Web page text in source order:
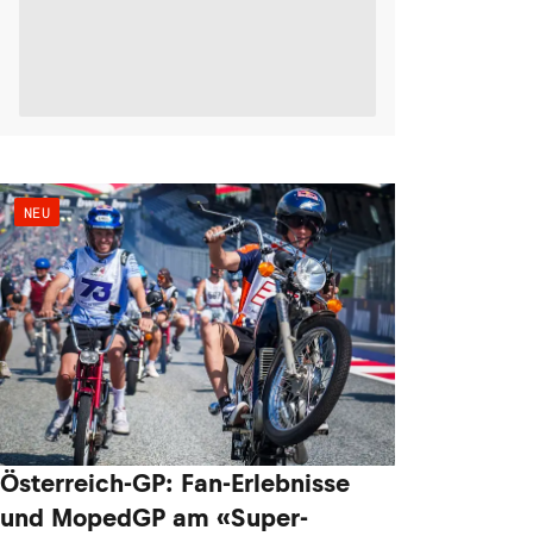
NEU
Österreich-GP: Fan-Erlebnisse
und MopedGP am «Super-